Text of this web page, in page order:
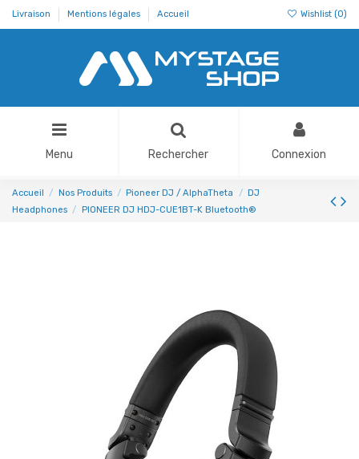
Livraison Mentions légales Accueil Wishlist (0)
Menu Rechercher Connexion
Accueil Nos Produits Pioneer DJ / AlphaTheta
DJ
Headphones
PIONEER DJ HDJ-CUE1BT-K Bluetooth®